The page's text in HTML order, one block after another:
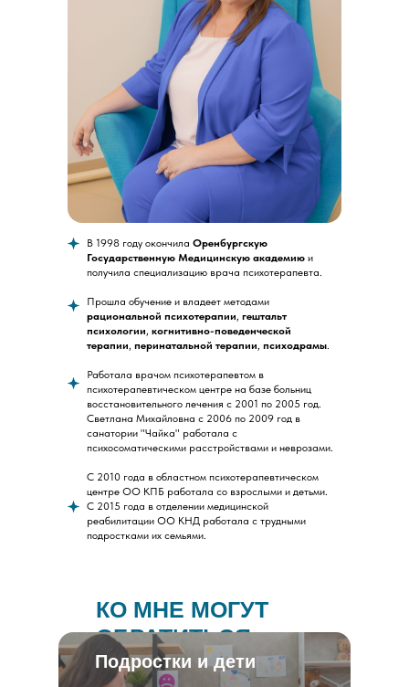
В 1998 году окончила Оренбургскую
Государственную Медицинскую академию и
получила специализацию врача психотерапевта.
Прошла обучение и владеет методами
рациональной психотерапии, гештальт
психологии, когнитивно-поведенческой
терапии, перинатальной терапии, психодрамы.
Работала врачом психотерапевтом в
психотерапевтическом центре на базе больниц
восстановительного лечения с 2001 по 2005 год.
Светлана Михайловна с 2006 по 2009 год в
санатории "Чайка" работала с
психосоматическими расстройствами и неврозами.
С 2010 года в областном психотерапевтическом
центре ОО КПБ работала со взрослыми и детьми.
С 2015 года в отделении медицинской
реабилитации ОО КНД работала с трудными
подростками их семьями.
КО МНЕ МОГУТ
ОБРАТИТЬСЯ:
Подростки и дети